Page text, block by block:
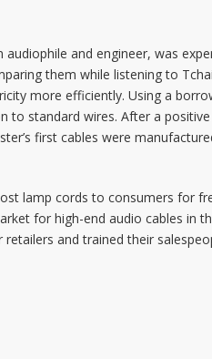
and engineer, was
them while listening to
more efficiently. Using a
standard wires. After a
first cables were
lamp cords to consumers for
for high-end audio cables in
and trained their